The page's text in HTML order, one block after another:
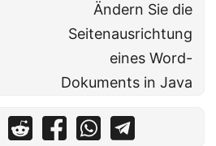
Ändern Sie die
Seitenausrichtung
eines Word-
Dokuments in Java